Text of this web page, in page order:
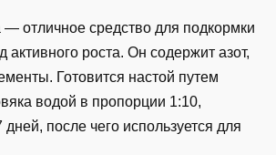
— отличное средство для подкормки
активного роста. Он содержит азот,
Готовится настой путем
водой в пропорции 1:10,
дней, после чего используется для